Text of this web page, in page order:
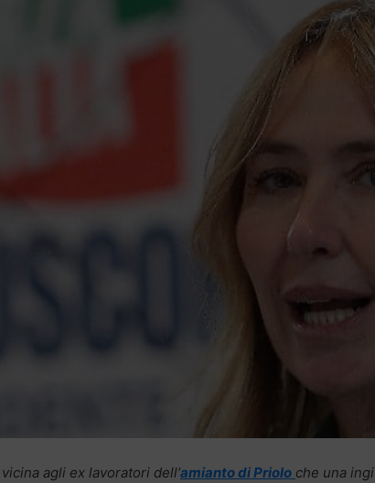
agli ex lavoratori dell’amianto di Priolo che una